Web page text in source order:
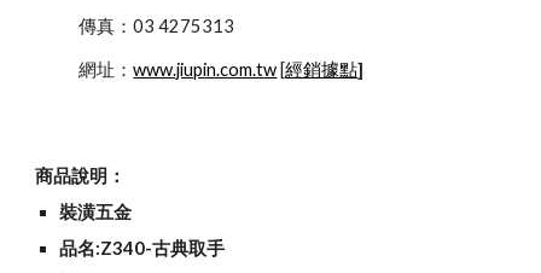
            傳真：03 4275313
            網址：
www.jiupin.com.tw [經銷據點]
商品說明：
裝潢五金
品名:Z340-古典取手